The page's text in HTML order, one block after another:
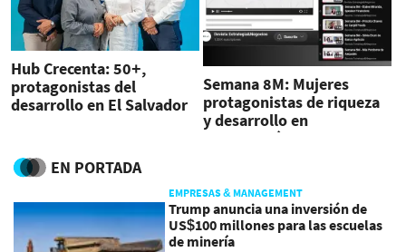
Hub Crecenta: 50+,
protagonistas del
desarrollo en El Salvador
Semana 8M: Mujeres
protagonistas de riqueza
y desarrollo en
Centroamérica
EN PORTADA
EMPRESAS & MANAGEMENT
Trump anuncia una inversión de
US$100 millones para las escuelas
de minería